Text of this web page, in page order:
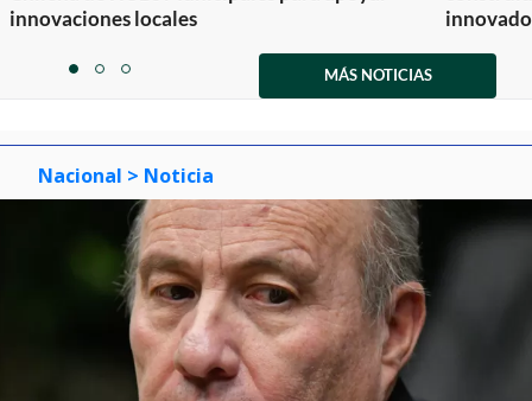
innovaciones locales
itemitemitem
MÁS NOTICIAS
Nacional > Noticia